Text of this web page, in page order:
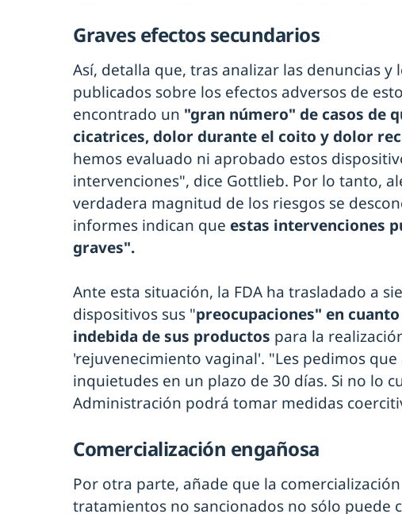
Graves efectos secundarios
Así, detalla que, tras analizar las denuncias y
publicados sobre los efectos adversos de
encontrado un "gran número" de casos de
cicatrices, dolor durante el coito y dolor
hemos evaluado ni aprobado estos
intervenciones", dice Gottlieb. Por lo tanto,
verdadera magnitud de los riesgos se
informes indican que estas intervenciones
graves".
Ante esta situación, la FDA ha trasladado a
dispositivos sus "preocupaciones" en
indebida de sus productos para la
'rejuvenecimiento vaginal'. "Les pedimos
inquietudes en un plazo de 30 días. Si no lo
Administración podrá tomar medidas
Comercialización engañosa
Por otra parte, añade que la
tratamientos no sancionados no sólo puede